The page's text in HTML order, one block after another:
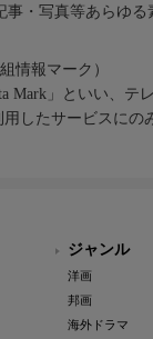
・写真等あらゆる
情報マーク）
Mark」といい、テ
用したサービスに
ジャンル
洋画
邦画
海外ドラマ